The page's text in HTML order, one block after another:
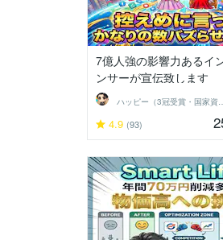
7億人強の影響力あるイ
ンサーが宣伝致します
ハッピー（3
4.9 (93)